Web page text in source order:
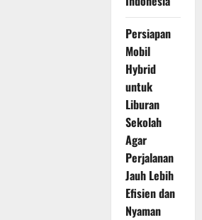
Persiapan
Mobil
Hybrid
untuk
Liburan
Sekolah
Agar
Perjalanan
Jauh Lebih
Efisien dan
Nyaman